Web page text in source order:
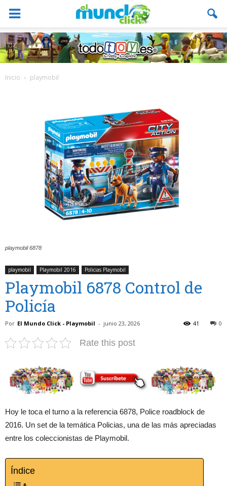
Inicio playmobil
playmobil 6878
playmobil Playmobil 2016 Policias Playmobil
Playmobil 6878 Control de
Policía
Por El Mundo Click - Playmobil - junio 23, 2026 0
41
Rate this post
Hoy le toca el turno a la referencia 6878, Police roadblock de
2016. Un set de la temática Policias, una de las más apreciadas
entre los coleccionistas de Playmobil.
Índice